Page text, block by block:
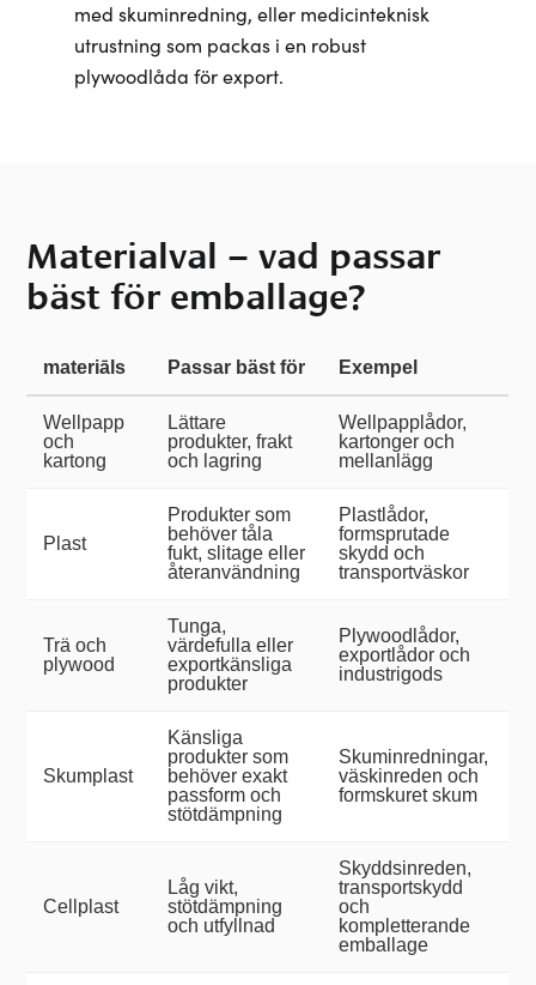
med skuminredning, eller medicinteknisk
utrustning som packas i en robust
plywoodlåda för export.
Materialval – vad passar
bäst för emballage?
materiāls Passar bäst för Exempel
Wellpapp
och
kartong
Lättare
produkter, frakt
och lagring
Wellpapplådor,
kartonger och
mellanlägg
Plast
Produkter som
behöver tåla
fukt, slitage eller
återanvändning
Plastlådor,
formsprutade
skydd och
transportväskor
Trä och
plywood
Tunga,
värdefulla eller
exportkänsliga
produkter
Plywoodlådor,
exportlådor och
industrigods
Skumplast
Känsliga
produkter som
behöver exakt
passform och
stötdämpning
Skuminredningar,
väskinreden och
formskuret skum
Cellplast
Låg vikt,
stötdämpning
och utfyllnad
Skyddsinreden,
transportskydd
och
kompletterande
emballage